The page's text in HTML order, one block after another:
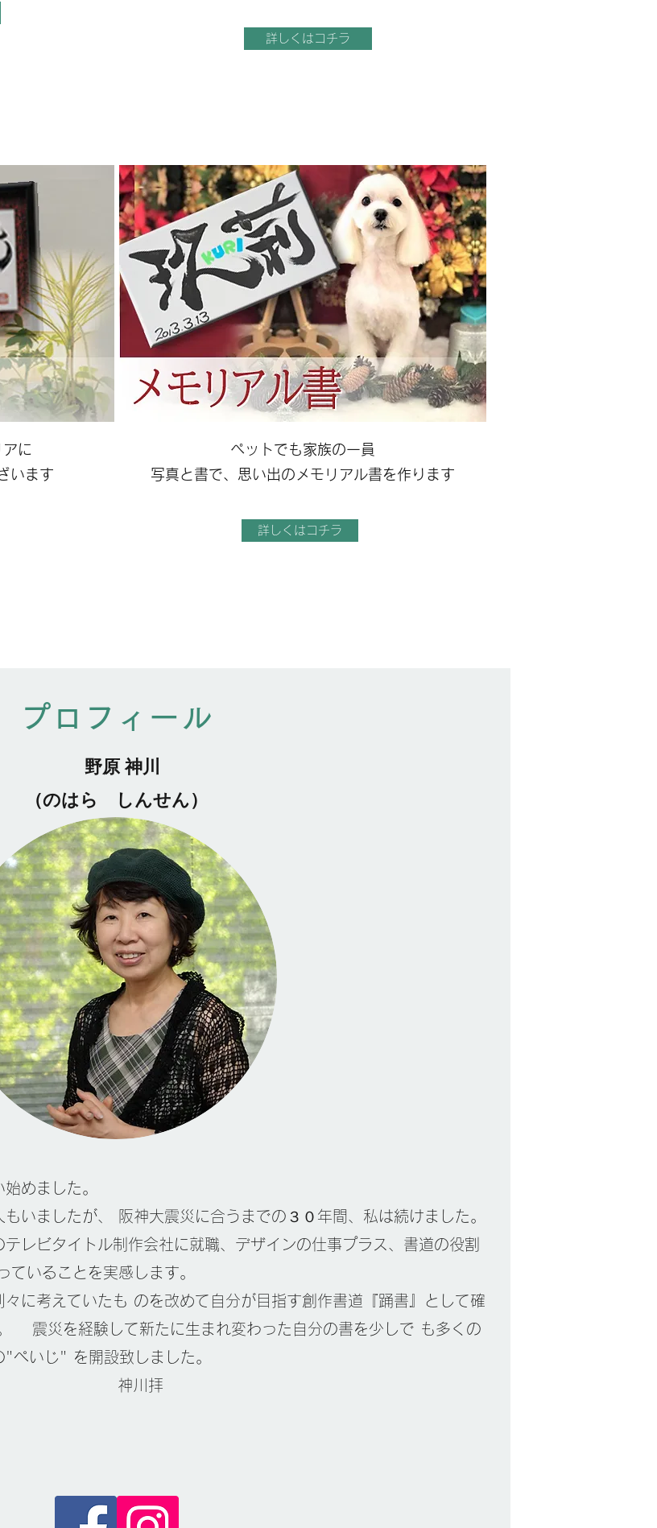
詳しくはコチラ
に
います
ペットでも家族の一員
​写真と書で、思い出のメモリアル書を作ります
詳しくはコチラ
​プロフィール
野原 神川
（のはら しんせん）
めました。
いましたが、 阪神大震災に合うまでの３０年間、私は続けました。
レビタイトル制作会社に就職、デザインの仕事プラス、書道の役割
ていることを実感します。
に考えていたも のを改めて自分が目指す創作書道『踊書』として確
震災を経験して新たに生まれ変わった自分の書を少しで も多くの
ぺいじ" を開設致しました。
拝